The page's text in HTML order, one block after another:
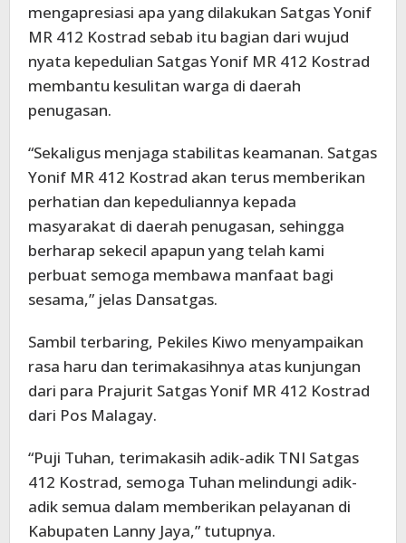
mengapresiasi apa yang dilakukan Satgas Yonif
MR 412 Kostrad sebab itu bagian dari wujud
nyata kepedulian Satgas Yonif MR 412 Kostrad
membantu kesulitan warga di daerah
penugasan.
“Sekaligus menjaga stabilitas keamanan. Satgas
Yonif MR 412 Kostrad akan terus memberikan
perhatian dan kepeduliannya kepada
masyarakat di daerah penugasan, sehingga
berharap sekecil apapun yang telah kami
perbuat semoga membawa manfaat bagi
sesama,” jelas Dansatgas.
Sambil terbaring, Pekiles Kiwo menyampaikan
rasa haru dan terimakasihnya atas kunjungan
dari para Prajurit Satgas Yonif MR 412 Kostrad
dari Pos Malagay.
“Puji Tuhan, terimakasih adik-adik TNI Satgas
412 Kostrad, semoga Tuhan melindungi adik-
adik semua dalam memberikan pelayanan di
Kabupaten Lanny Jaya,” tutupnya.